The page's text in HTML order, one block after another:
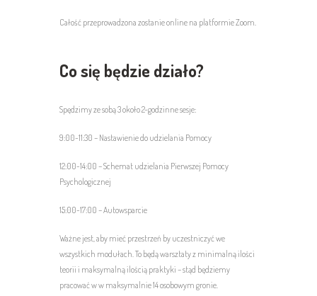
Całość przeprowadzona zostanie online na platformie Zoom.
Co się będzie działo?
Spędzimy ze sobą 3 około 2-godzinne sesje:
9:00-11:30 – Nastawienie do udzielania Pomocy
12:00-14:00 – Schemat udzielania Pierwszej Pomocy
Psychologicznej
15:00-17:00 – Autowsparcie
Ważne jest, aby mieć przestrzeń by uczestniczyć we
wszystkich modułach. To będą warsztaty z minimalną ilości
teorii i maksymalną ilością praktyki – stąd będziemy
pracować w w maksymalnie 14 osobowym gronie.